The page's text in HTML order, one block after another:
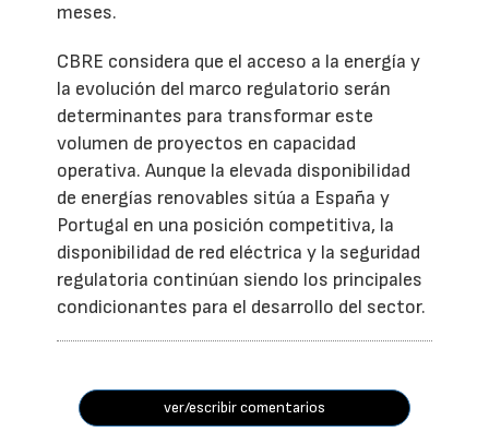
meses.
CBRE considera que el acceso a la energía y
la evolución del marco regulatorio serán
determinantes para transformar este
volumen de proyectos en capacidad
operativa. Aunque la elevada disponibilidad
de energías renovables sitúa a España y
Portugal en una posición competitiva, la
disponibilidad de red eléctrica y la seguridad
regulatoria continúan siendo los principales
condicionantes para el desarrollo del sector.
ver/escribir comentarios